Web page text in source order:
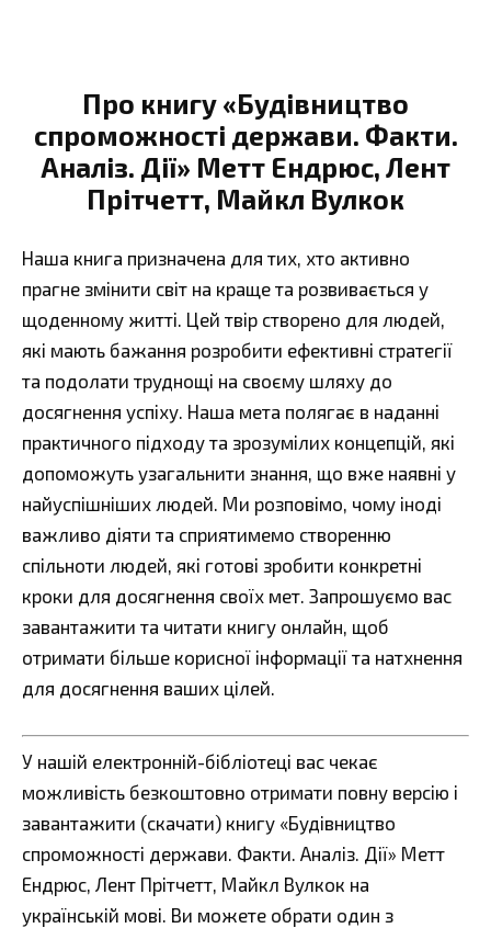
Про книгу «Будівництво
спроможності держави. Факти.
Аналіз. Дії» Метт Ендрюс, Лент
Прітчетт, Майкл Вулкок
Наша книга призначена для тих, хто активно
прагне змінити світ на краще та розвивається у
щоденному житті. Цей твір створено для людей,
які мають бажання розробити ефективні стратегії
та подолати труднощі на своєму шляху до
досягнення успіху. Наша мета полягає в наданні
практичного підходу та зрозумілих концепцій, які
допоможуть узагальнити знання, що вже наявні у
найуспішніших людей. Ми розповімо, чому іноді
важливо діяти та сприятимемо створенню
спільноти людей, які готові зробити конкретні
кроки для досягнення своїх мет. Запрошуємо вас
завантажити та читати книгу онлайн, щоб
отримати більше корисної інформації та натхнення
для досягнення ваших цілей.
У нашій електронній-бібліотеці вас чекає
можливість безкоштовно отримати повну версію і
завантажити (скачати) книгу «Будівництво
спроможності держави. Факти. Аналіз. Дії» Метт
Ендрюс, Лент Прітчетт, Майкл Вулкок на
українській мові. Ви можете обрати один з